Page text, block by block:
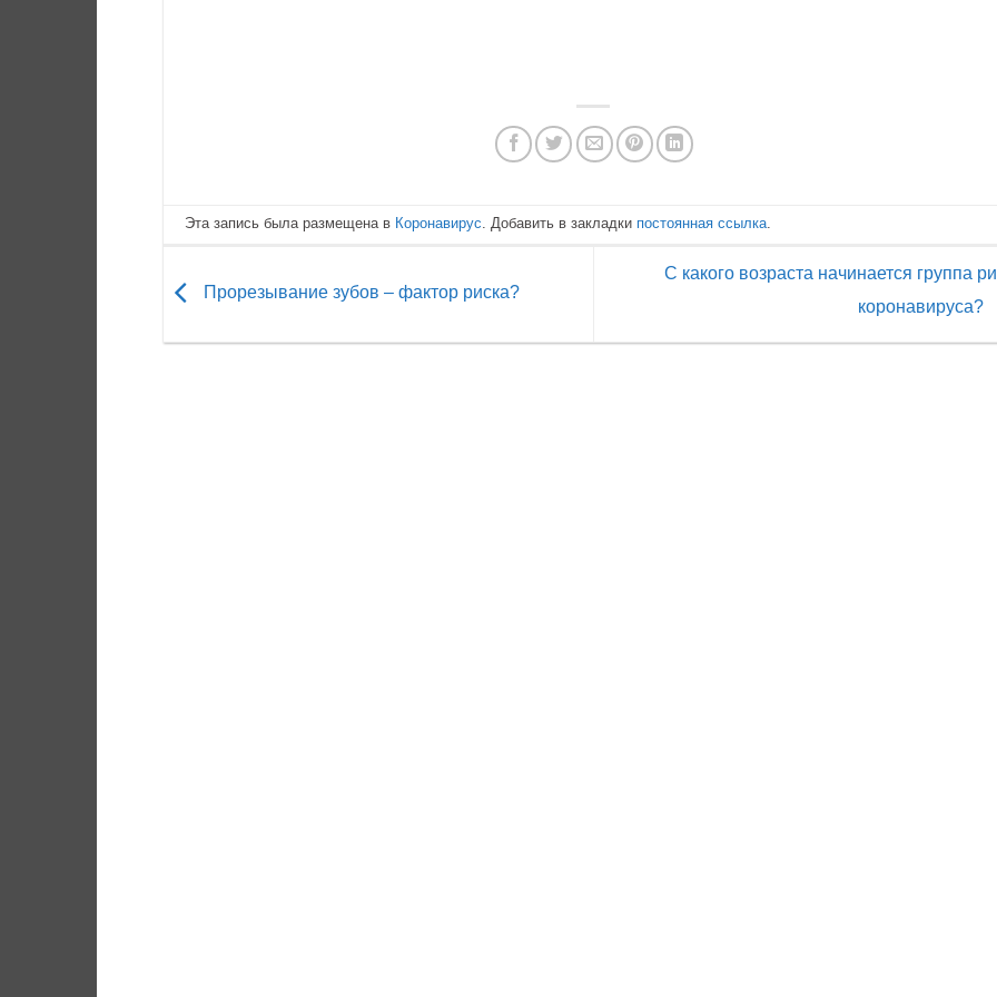
Эта запись была размещена в Коронавирус . Добавить в закладки постоянная ссылка
Прорезывание зубов – фактор риска?
С какого возраста начинается группа
коронавируса?